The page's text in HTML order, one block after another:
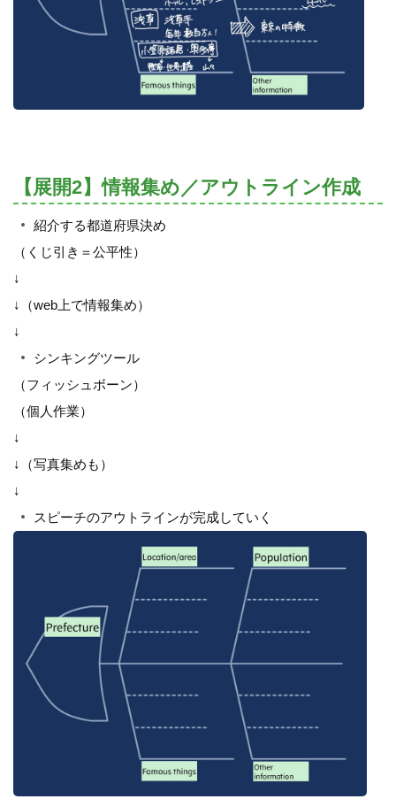
【展開2】情報集め／アウトライン作成
紹介する都道府県決め
（くじ引き＝公平性）
↓
↓（web上で情報集め）
↓
シンキングツール
（フィッシュボーン）
（個人作業）
↓
↓（写真集めも）
↓
スピーチのアウトラインが完成していく